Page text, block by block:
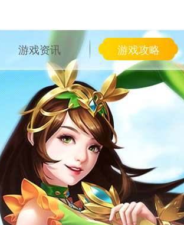
游戏资讯 游戏攻略